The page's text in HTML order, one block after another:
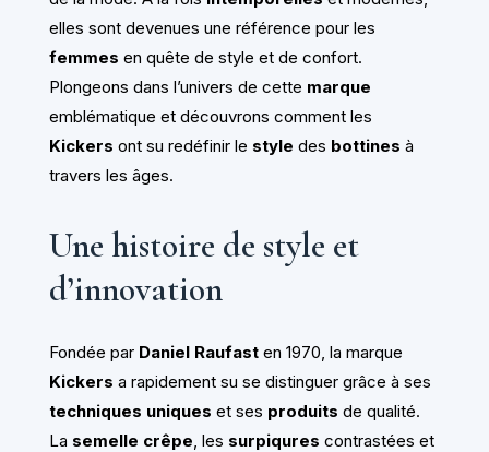
elles sont devenues une référence pour les
femmes en quête de style et de confort.
Plongeons dans l’univers de cette marque
emblématique et découvrons comment les
Kickers ont su redéfinir le style des bottines à
travers les âges.
Une histoire de style et
d’innovation
Fondée par Daniel Raufasten 1970, la marque
Kickers a rapidement su se distinguer grâce à ses
techniques uniques et ses produits de qualité.
La semelle crêpe, les surpiqures contrastées et